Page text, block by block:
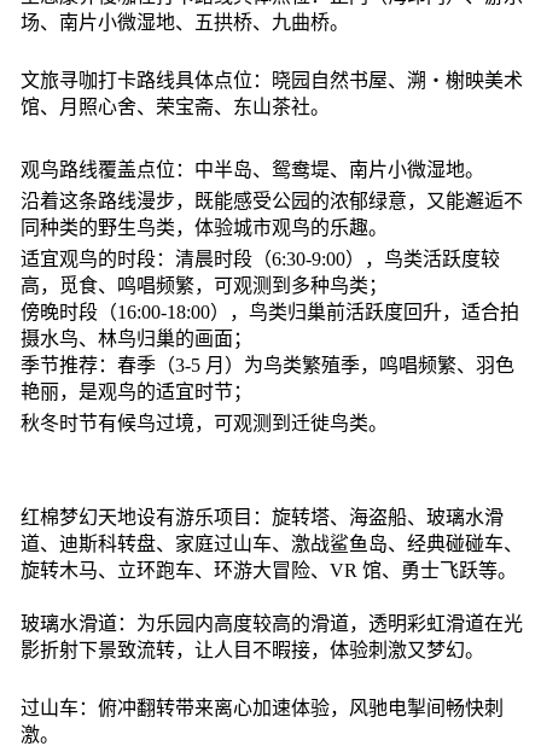
场、南片小微湿地、五拱桥、九曲桥。
文旅寻咖打卡路线具体点位：晓园自然书屋、溯・榭映美术
馆、月照心舍、荣宝斋、东山茶社。
观鸟路线覆盖点位：中半岛、鸳鸯堤、南片小微湿地。
沿着这条路线漫步，既能感受公园的浓郁绿意，又能邂逅不
同种类的野生鸟类，体验城市观鸟的乐趣。
适宜观鸟的时段：清晨时段（6:30-9:00），鸟类活跃度较
高，觅食、鸣唱频繁，可观测到多种鸟类；
傍晚时段（16:00-18:00），鸟类归巢前活跃度回升，适合拍
摄水鸟、林鸟归巢的画面；
季节推荐：春季（3-5 月）为鸟类繁殖季，鸣唱频繁、羽色
艳丽，是观鸟的适宜时节；
秋冬时节有候鸟过境，可观测到迁徙鸟类。
红棉梦幻天地设有游乐项目：旋转塔、海盗船、玻璃水滑
道、迪斯科转盘、家庭过山车、激战鲨鱼岛、经典碰碰车、
旋转木马、立环跑车、环游大冒险、VR 馆、勇士飞跃等。
玻璃水滑道：为乐园内高度较高的滑道，透明彩虹滑道在光
影折射下景致流转，让人目不暇接，体验刺激又梦幻。
过山车：俯冲翻转带来离心加速体验，风驰电掣间畅快刺
激。